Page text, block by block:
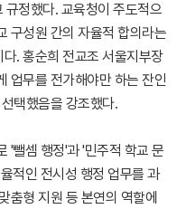
정했다. 교육청이 주도적으
구성원 간의 자율적 합의라는
. 홍순희 전교조 서울지부장
업무를 전가해야만 하는 잔인
택했음을 강조했다.
'뺄셈 행정'과 '민주적 학교 문
적인 전시성 행정 업무를 과
춤형 지원 등 본연의 역할에